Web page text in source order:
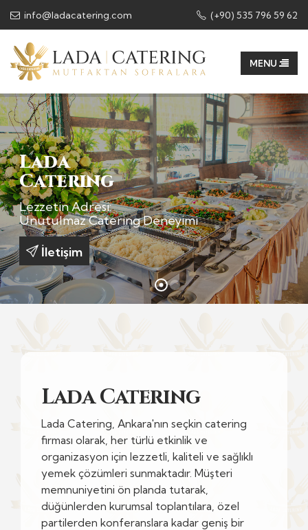
info@ladacatering.com (+90) 535 796 59 62
Lada
Caterıng
Lezzetin Adresi:
Unutulmaz Catering Deneyimi
İletişim
Lada Caterıng
Lada Catering, Ankara'nın seçkin catering
firması olarak, her türlü etkinlik ve
organizasyon için lezzetli, kaliteli ve sağlıklı
yemek çözümleri sunmaktadır. Müşteri
memnuniyetini ön planda tutarak,
düğünlerden kurumsal toplantılara, özel
partilerden konferanslara kadar geniş bir